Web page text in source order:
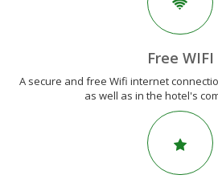
Free WIFI
A secure and free Wifi internet
as well as in the hotel's